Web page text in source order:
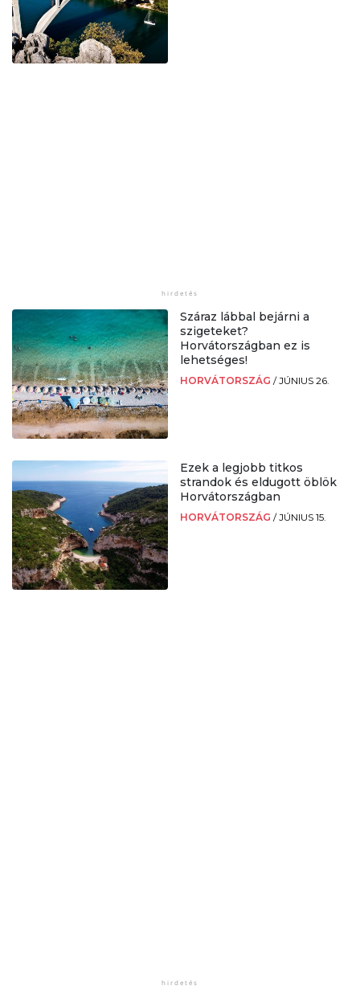
Száraz lábbal bejárni a
szigeteket?
Horvátországban ez is
lehetséges!
HORVÁTORSZÁG /JÚNIUS 26.
Ezek a legjobb titkos
strandok és eldugott öblök
Horvátországban
HORVÁTORSZÁG /JÚNIUS 15.